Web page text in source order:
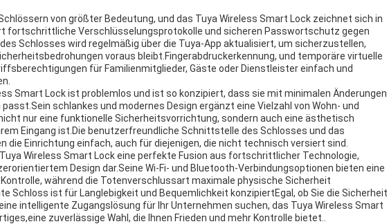
von größter Bedeutung, und das Tuya Wireless Smart Lock zeichnet sich in
fortschrittliche Verschlüsselungsprotokolle und sicheren Passwortschutz gegen
Schlosses wird regelmäßig über die Tuya-App aktualisiert, um sicherzustellen,
voraus bleibt.Fingerabdruckerkennung, und temporäre virtuelle
für Familienmitglieder, Gäste oder Dienstleister einfach und
Smart Lock ist problemlos und ist so konzipiert, dass sie mit minimalen Änderungen
schlankes und modernes Design ergänzt eine Vielzahl von Wohn- und
nur eine funktionelle Sicherheitsvorrichtung, sondern auch eine ästhetisch
Eingang ist.Die benutzerfreundliche Schnittstelle des Schlosses und das
die Einrichtung einfach, auch für diejenigen, die nicht technisch versiert sind.
Wireless Smart Lock eine perfekte Fusion aus fortschrittlicher Technologie,
Design dar.Seine Wi-Fi- und Bluetooth-Verbindungsoptionen bieten eine
während die Totenverschlussart maximale physische Sicherheit
Schloss ist für Langlebigkeit und Bequemlichkeit konzipiertEgal, ob Sie die Sicherheit
intelligente Zugangslösung für Ihr Unternehmen suchen, das Tuya Wireless Smart
zuverlässige Wahl, die Ihnen Frieden und mehr Kontrolle bietet..